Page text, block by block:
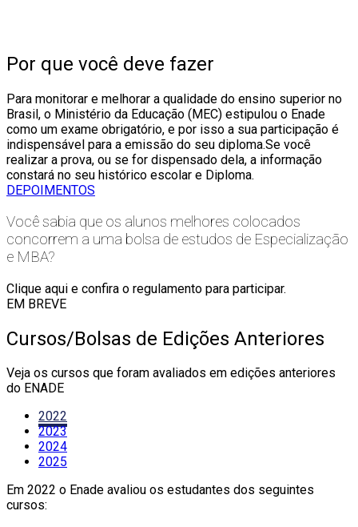
Por que você deve fazer
Para monitorar e melhorar a qualidade do ensino superior no
Brasil, o Ministério da Educação (MEC) estipulou o Enade
como um exame obrigatório, e por isso a sua participação é
indispensável para a emissão do seu diploma.Se você
realizar a prova, ou se for dispensado dela, a informação
constará no seu histórico escolar e Diploma.
DEPOIMENTOS
Você sabia que os alunos melhores colocados
concorrem a uma bolsa de estudos de Especialização
e MBA?
Clique aqui e confira o regulamento para participar.
EM BREVE
Cursos/Bolsas de Edições Anteriores
Veja os cursos que foram avaliados em edições anteriores
do ENADE
2022
2023
2024
2025
Em 2022 o Enade avaliou os estudantes dos seguintes
cursos: